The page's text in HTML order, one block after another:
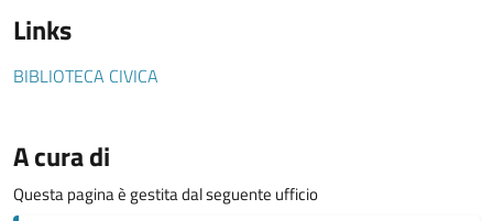
Links
BIBLIOTECA CIVICA
A cura di
Questa pagina è gestita dal seguente ufficio